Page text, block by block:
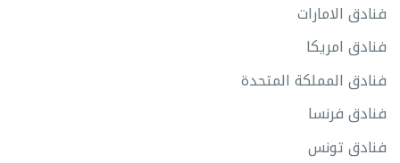
فنادق الامارات
فنادق امريكا
فنادق المملكة المتحدة
فنادق فرنسا
فنادق تونس